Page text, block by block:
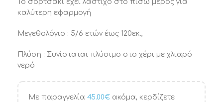
Το σορτσάκι έχει λάστιχο στο πίσω μέρος για
καλύτερη εφαρμογή
Μεγεθολόγιο : 5/6 ετών έως 120εκ.,
Πλύση : Συνίσταται πλύσιμο στο χέρι με χλιαρό
νερό
Με παραγγελία 45.00€ ακόμα, κερδίζετε